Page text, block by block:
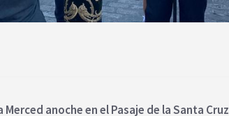
anoche en el Pasaje de la Santa Cruz